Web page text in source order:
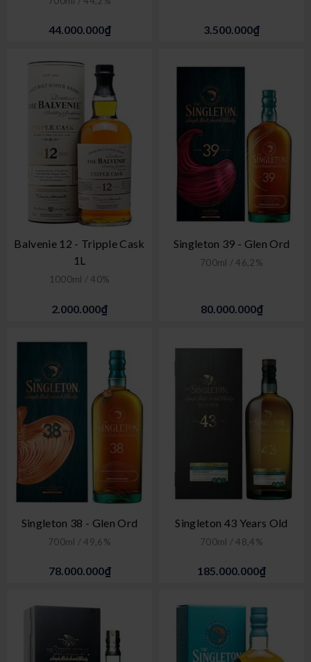
44.000.000₫ 3.500.000₫
Balvenie 12 - Tripple Cask
1L
1000ml / 40%
2.000.000₫
Singleton 39 - Glen Ord
700ml / 46,2%
80.000.000₫
Singleton 38 - Glen Ord
700ml / 49,6%
78.000.000₫
Singleton 43 Years Old
700ml / 48,4%
185.000.000₫